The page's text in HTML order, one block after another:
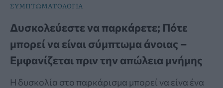
ΣΥΜΠΤΩΜΑΤΟΛΟΓΙΑ
Δυσκολεύεστε να παρκάρετε; Πότε
μπορεί να είναι σύμπτωμα άνοιας –
Εμφανίζεται πριν την απώλεια μνήμης
Η δυσκολία στο παρκάρισμα μπορεί να είνα ένα